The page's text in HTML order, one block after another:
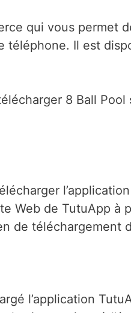
qui vous permet
téléphone. Il est
8 Ball Pool
Web de TutuApp à
de téléchargement
l’application